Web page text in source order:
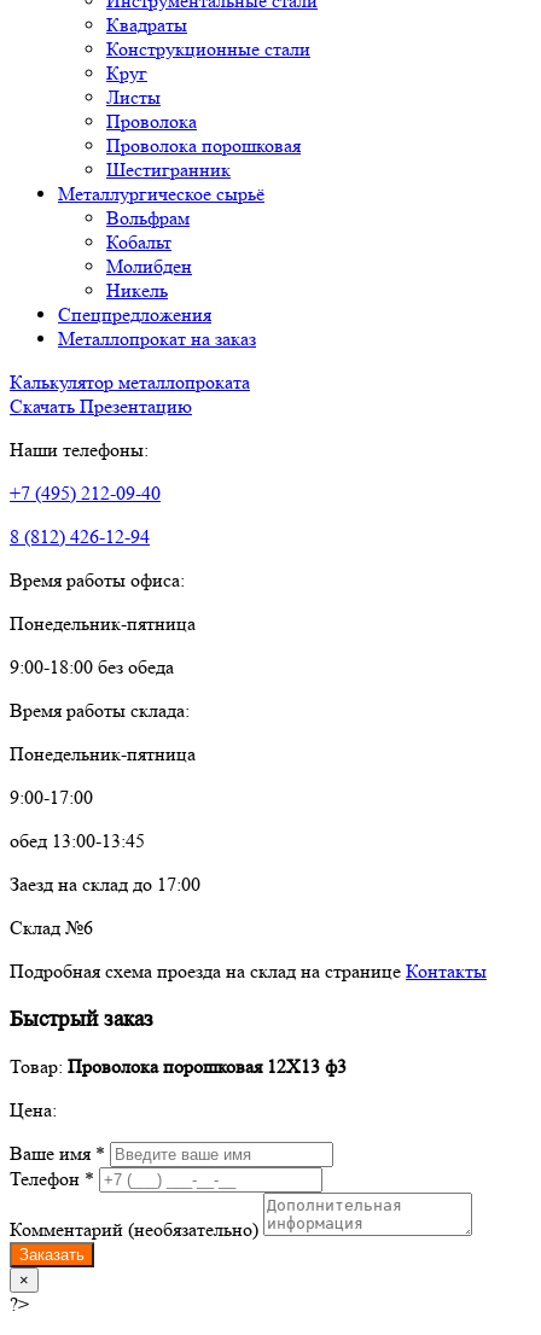
Квадраты
Конструкционные стали
Круг
Листы
Проволока
Проволока порошковая
Шестигранник
Металлургическое сырьё
Вольфрам
Кобальт
Молибден
Никель
Спецпредложения
Металлопрокат на заказ
Калькулятор металлопроката
Скачать Презентацию
Наши телефоны:
+7 (495) 212-09-40
8 (812) 426-12-94
Время работы офиса:
Понедельник-пятница
9:00-18:00 без обеда
Время работы склада:
Понедельник-пятница
9:00-17:00
обед 13:00-13:45
Заезд на склад до 17:00
Склад №6
Подробная схема проезда на склад на странице Контакты
Быстрый заказ
Товар: Проволока порошковая 12Х13 ф3
Цена:
Ваше имя *
Телефон *
Комментарий (необязательно)
Заказать
×
?>